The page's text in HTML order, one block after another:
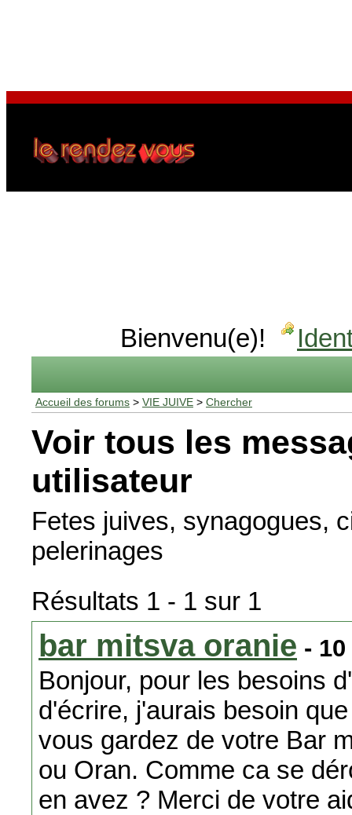
Bienvenu(e)!
Accueil des forums > VIE JUIVE > Chercher
Voir tous les
utilisateur
Fetes juives, synagogues,
pelerinages
Résultats 1 - 1 sur 1
bar mitsva oranie -
Bonjour, pour les besoins
d'écrire, j'aurais besoin
vous gardez de votre Bar
ou Oran. Comme ca se
en avez ? Merci de votre